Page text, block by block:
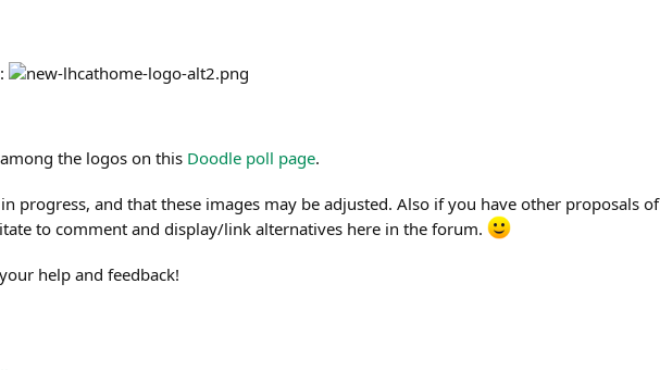
the logos on this Doodle poll page.
progress, and that these images may be adjusted. Also if you have other proposals of
to comment and display/link alternatives here in the forum.
help and feedback!